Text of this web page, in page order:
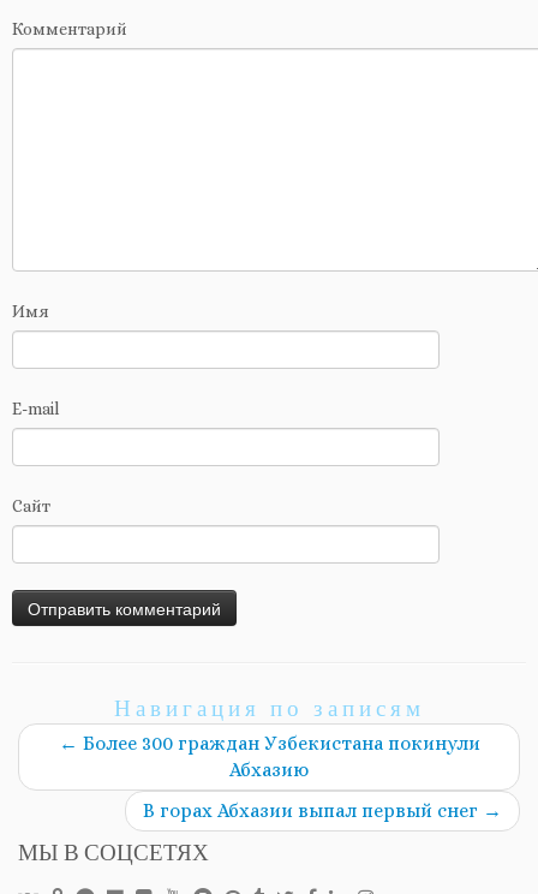
Комментарий
Имя
E-mail
Сайт
Навигация по записям
← Более 300 граждан Узбекистана покинули
Абхазию
В горах Абхазии выпал первый снег →
МЫ В СОЦСЕТЯХ